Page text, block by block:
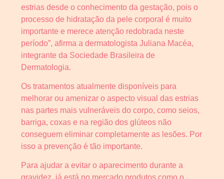
estrias desde o conhecimento da gestação, pois o
processo de hidratação da pele corporal é muito
importante e merece atenção redobrada neste
período”, afirma a dermatologista Juliana Macéa,
integrante da Sociedade Brasileira de
Dermatologia.
Os tratamentos atualmente disponíveis para
melhorar ou amenizar o aspecto visual das estrias
nas partes mais vulneráveis do corpo, como seios,
barriga, coxas e na região dos glúteos não
conseguem eliminar completamente as lesões. Por
isso a prevenção é tão importante.
Para ajudar a evitar o aparecimento durante a